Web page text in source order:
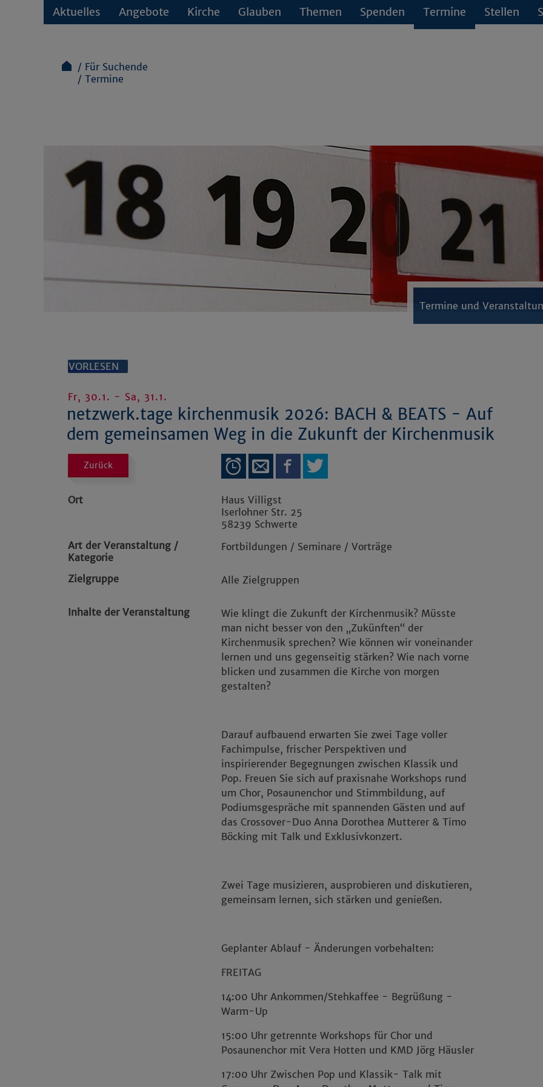
Aktuelles Angebote Kirche Glauben Themen Spenden Termine Stellen
Für Suchende
Termine
Termine und
VORLESEN
Fr, 30.1. - Sa, 31.1.
netzwerk.tage kirchenmusik 2026: BACH & BEATS - Auf
dem gemeinsamen Weg in die Zukunft der Kirchenmusik
Zurück
Ort
Haus Villigst
Iserlohner Str. 25
58239 Schwerte
Art der Veranstaltung /
Kategorie
Fortbildungen / Seminare / Vorträge
Zielgruppe Alle Zielgruppen
Inhalte der Veranstaltung
Wie klingt die Zukunft der Kirchenmusik? Müsste
man nicht besser von den „Zukünften“ der
Kirchenmusik sprechen? Wie können wir voneinander
lernen und uns gegenseitig stärken? Wie nach vorne
blicken und zusammen die Kirche von morgen
gestalten?
Darauf aufbauend erwarten Sie zwei Tage voller
Fachimpulse, frischer Perspektiven und
inspirierender Begegnungen zwischen Klassik und
Pop. Freuen Sie sich auf praxisnahe Workshops rund
um Chor, Posaunenchor und Stimmbildung, auf
Podiumsgespräche mit spannenden Gästen und auf
das Crossover-Duo Anna Dorothea Mutterer & Timo
Böcking mit Talk und Exklusivkonzert.
Zwei Tage musizieren, ausprobieren und diskutieren,
gemeinsam lernen, sich stärken und genießen.
Geplanter Ablauf - Änderungen vorbehalten:
FREITAG
14:00 Uhr Ankommen/Stehkaffee - Begrüßung -
Warm-Up
15:00 Uhr getrennte Workshops für Chor und
Posaunenchor mit Vera Hotten und KMD Jörg Häusler
17:00 Uhr Zwischen Pop und Klassik- Talk mit